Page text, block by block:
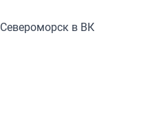
Североморск в ВК